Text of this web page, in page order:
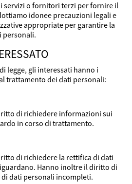
servizi o fornitori terzi per fornire il
idonee precauzioni legali e
appropriate per garantire la
personali.
legge, gli interessati hanno i
trattamento dei dati personali:
di richiedere informazioni sui
in corso di trattamento.
di richiedere la rettifica di dati
Hanno inoltre il diritto di
dati personali incompleti.